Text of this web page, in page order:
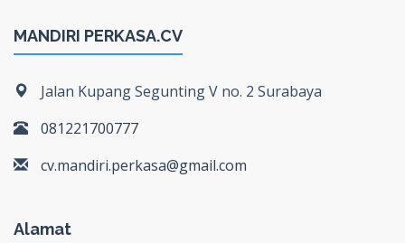
MANDIRI PERKASA.CV
Jalan Kupang Segunting V no. 2 Surabaya
081221700777
cv.mandiri.perkasa@gmail.com
Alamat